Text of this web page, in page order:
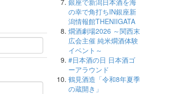
銀座で新潟日本酒を海
の幸で角打ちIN銀座新
潟情報館THENIIGATA
燗酒劇場2026 ～関西末
広会主催 純米燗酒体験
イベント～
#日本酒の日 日本酒ゴ
ーアラウンド
鶴見酒造「令和8年夏季
の蔵開き」